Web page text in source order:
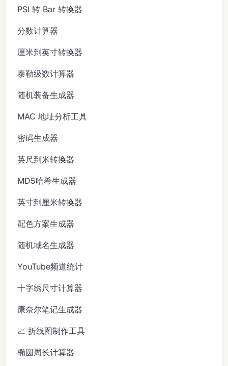
PSI 转 Bar 转换器
分数计算器
厘米到英寸转换器
泰勒级数计算器
随机装备生成器
MAC 地址分析工具
密码生成器
英尺到米转换器
MD5哈希生成器
英寸到厘米转换器
配色方案生成器
随机域名生成器
YouTube频道统计
十字绣尺寸计算器
康奈尔笔记生成器
📈 折线图制作工具
椭圆周长计算器